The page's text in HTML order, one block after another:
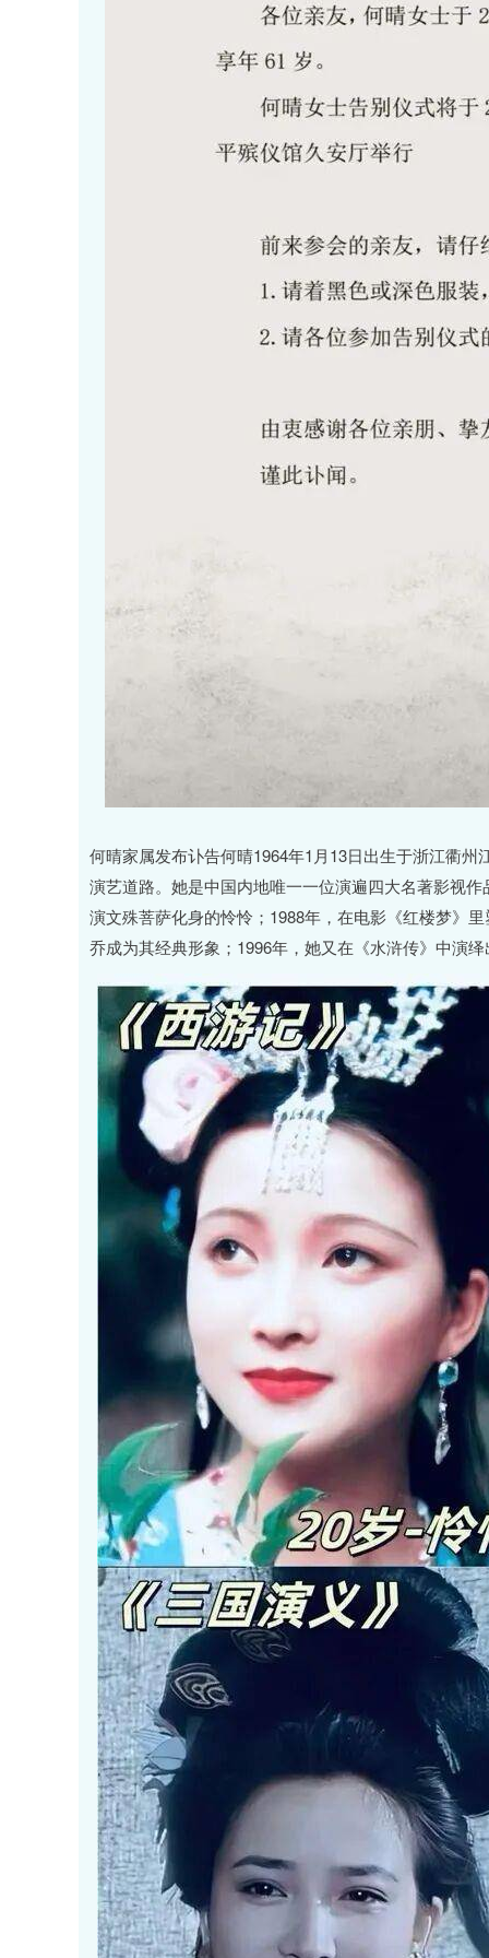
何晴家属发布讣告何晴1964年1月13日出生于浙江衢
演艺道路。她是中国内地唯一一位演遍四大名著影视
演文殊菩萨化身的怜怜；1988年，在电影《红楼梦》
乔成为其经典形象；1996年，她又在《水浒传》中演